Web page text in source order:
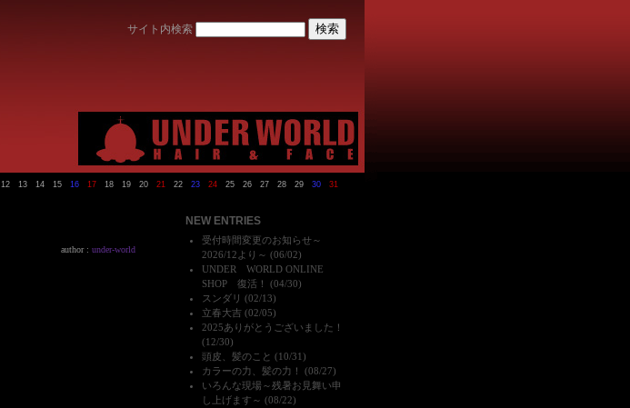
サイト内検索
12 13 14 15 16 17 18 19 20 21 22 23 24 25 26 27 28 29 30 31
NEW ENTRIES
受付時間変更のお知らせ～
2026/12より～ (06/02)
UNDER WORLD ONLINE
SHOP 復活！ (04/30)
スンダリ (02/13)
立春大吉 (02/05)
2025ありがとうございました！
(12/30)
頭皮、髪のこと (10/31)
カラーの力、髪の力！ (08/27)
いろんな現場～残暑お見舞い申
し上げます～ (08/22)
author : under-world